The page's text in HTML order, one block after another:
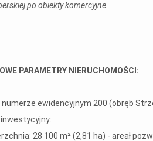
po obiekty komercyjne.
PARAMETRY NIERUCHOMOŚCI:
numerze ewidencyjnym 200 (obręb
28 100 m² (2,81 ha) - areał